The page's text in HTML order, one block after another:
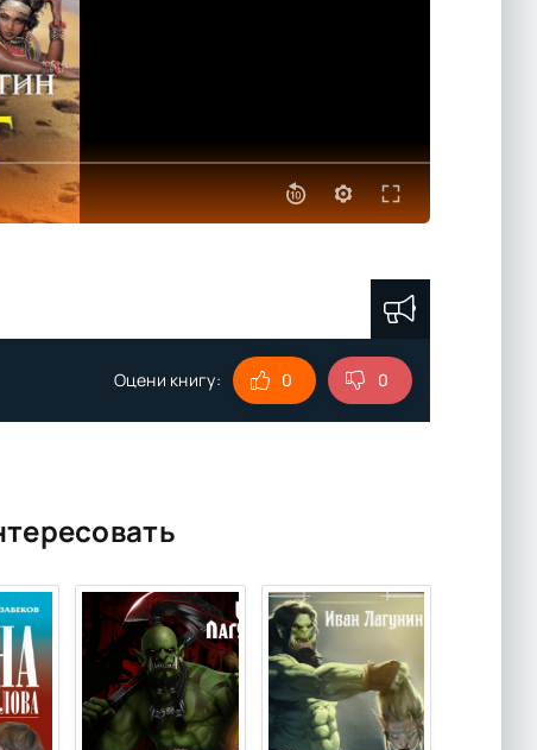
Оцени книгу: 0 0